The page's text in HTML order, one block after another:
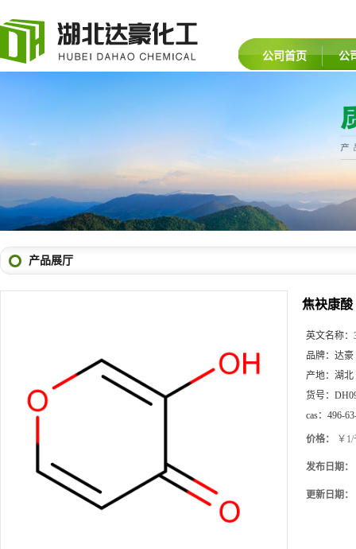
公司首页 公
产品展厅
焦袂康酸
英文名称：
品牌： 达豪
产地： 湖北
货号：
cas： 496-
价格： ￥
发布日期：
更新日期：